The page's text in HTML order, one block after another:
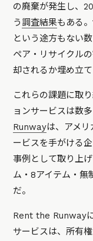
の廃棄が発生し、
う 調査結果もある
という途方もない
ペア・リサイクル
却されるか埋め立て
これらの課題に取
ョンサービスは数
Runwayは、アメ
ービスを手がける
事例として取り上
ム・8アイテム・無
だ。
Rent the Runway
サービスは、所有